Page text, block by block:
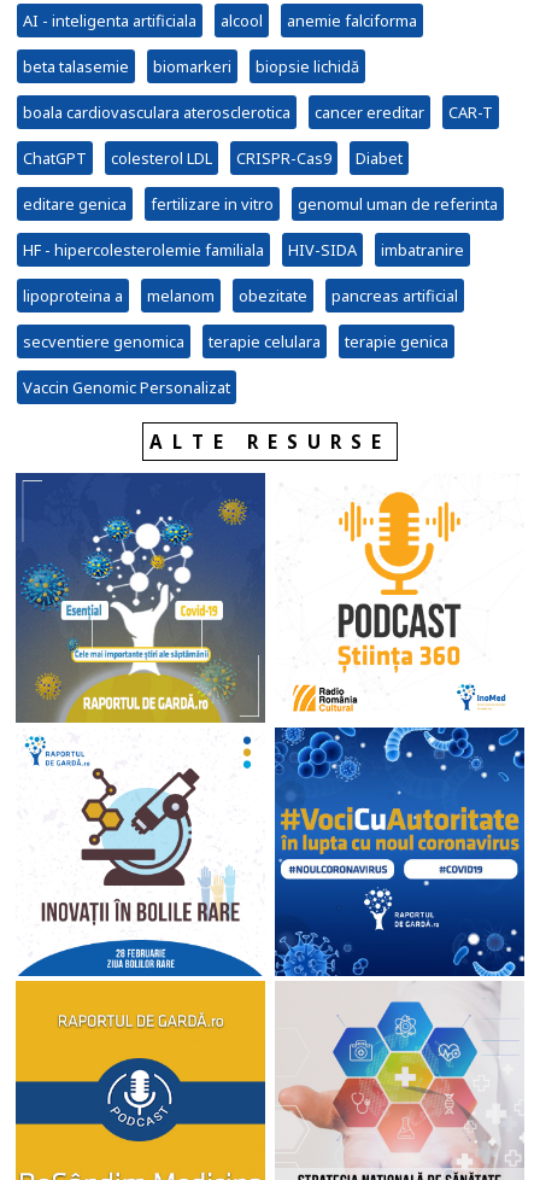
AI - inteligenta artificiala alcool anemie falciforma
beta talasemie biomarkeri biopsie lichidă
boala cardiovasculara aterosclerotica cancer ereditar CAR-T
ChatGPT colesterol LDL CRISPR-Cas9 Diabet
editare genica fertilizare in vitro genomul uman de referinta
HF - hipercolesterolemie familiala HIV-SIDA imbatranire
lipoproteina a melanom obezitate pancreas artificial
secventiere genomica terapie celulara terapie genica
Vaccin Genomic Personalizat
ALTE RESURSE